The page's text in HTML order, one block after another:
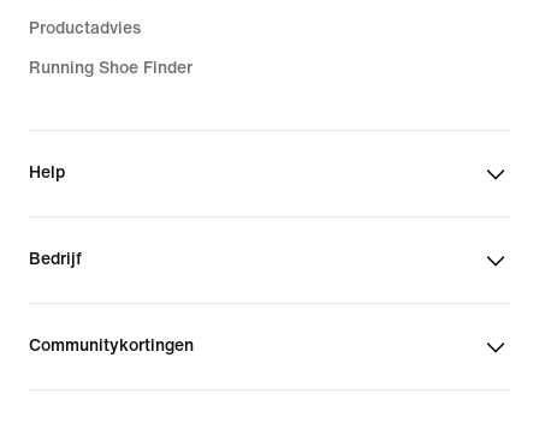
Productadvies
Running Shoe Finder
Help
Bedrijf
Communitykortingen